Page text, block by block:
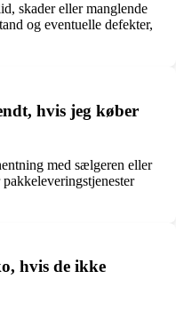
skader eller manglende
og eventuelle defekter,
hvis jeg køber
med sælgeren eller
hvis de ikke